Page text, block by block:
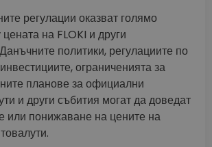
регулации оказват голямо
на FLOKI и други
политики, регулациите по
ограниченията за
планове за официални
и други събития могат да доведат
или понижаване на цените на